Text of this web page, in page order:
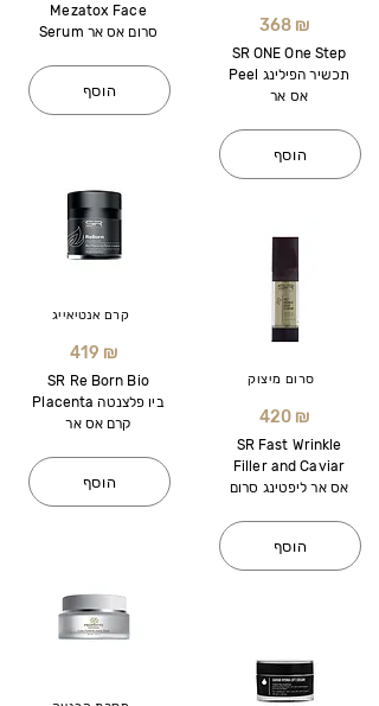
Mezatox Face
Serum סרום אס אר
הוסף
קרם אנטיאייג
419 ₪
SR Re Born Bio
Placenta ביו פלצנטה
קרם אס אר
הוסף
368 ₪
SR ONE One Step
Peel תכשיר הפילינג
אס אר
הוסף
סרום מיצוק
420 ₪
SR Fast Wrinkle
Filler and Caviar
אס אר ליפטינג סרום
הוסף